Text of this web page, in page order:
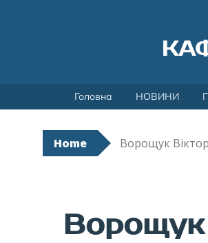
to
Головна НОВИНИ
Home Ворощук
Ворощук